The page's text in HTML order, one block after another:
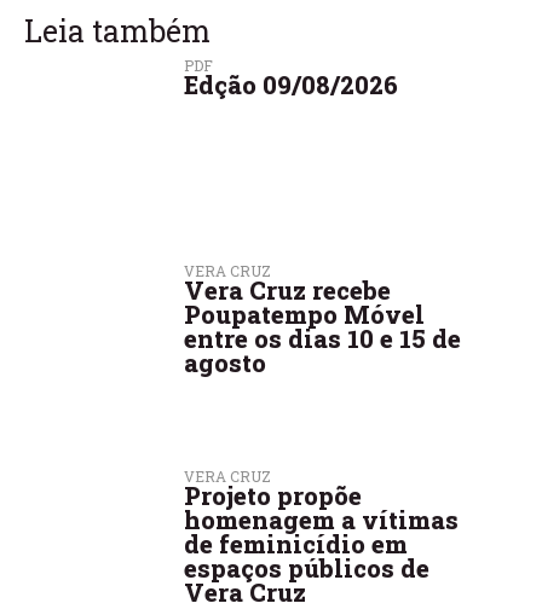
Leia também
PDF
Edção 09/08/2026
VERA CRUZ
Vera Cruz recebe
Poupatempo Móvel
entre os dias 10 e 15 de
agosto
VERA CRUZ
Projeto propõe
homenagem a vítimas
de feminicídio em
espaços públicos de
Vera Cruz